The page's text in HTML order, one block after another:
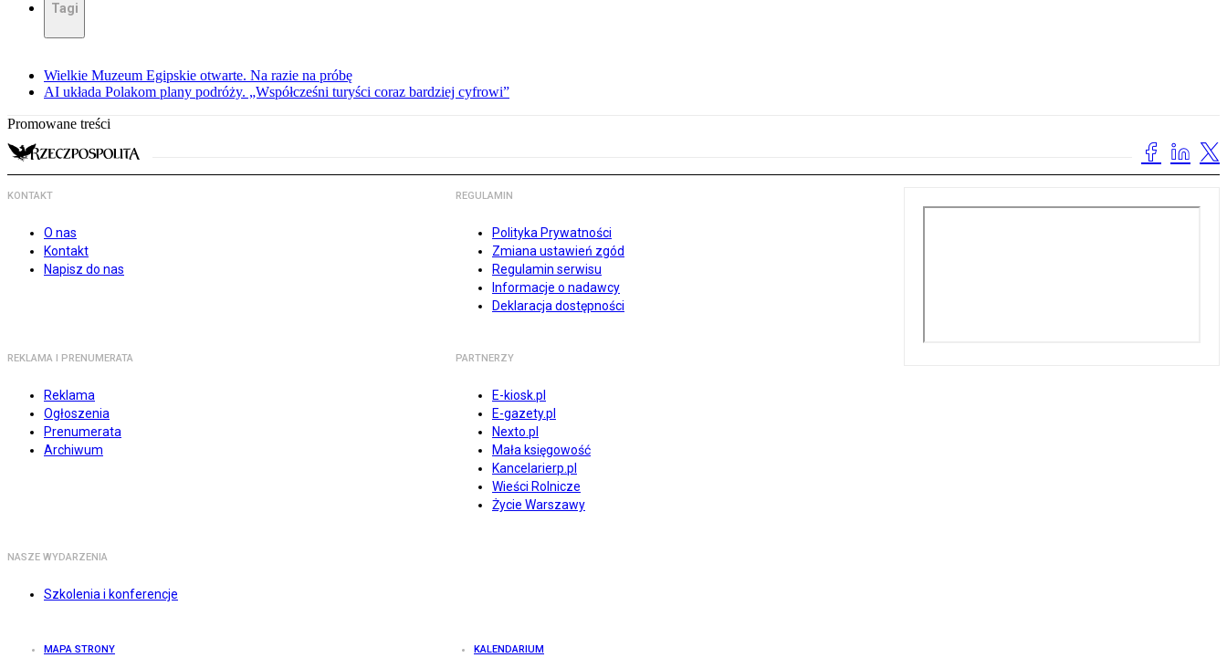
Tagi
Wielkie Muzeum Egipskie otwarte. Na razie na próbę
AI układa Polakom plany podróży. „Współcześni turyści coraz bardziej cyfrowi”
Promowane treści
KONTAKT
O nas
Kontakt
Napisz do nas
REGULAMIN
Polityka Prywatności
Zmiana ustawień zgód
Regulamin serwisu
Informacje o nadawcy
Deklaracja dostępności
REKLAMA I PRENUMERATA
Reklama
Ogłoszenia
Prenumerata
Archiwum
PARTNERZY
E-kiosk.pl
E-gazety.pl
Nexto.pl
Mała księgowość
Kancelarierp.pl
Wieści Rolnicze
Życie Warszawy
NASZE WYDARZENIA
Szkolenia i konferencje
MAPA STRONY KALENDARIUM